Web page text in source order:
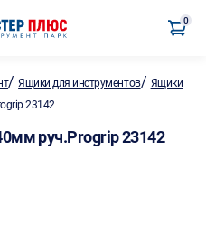
0
/Ящики для инструментов/ Ящики
23142
руч.Progrip 23142